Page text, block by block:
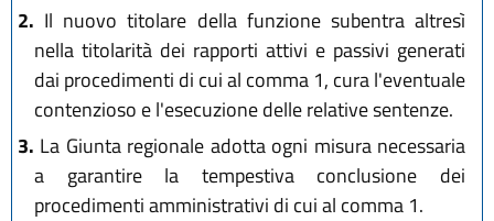
2. Il nuovo titolare della funzione subentra altresì
nella titolarità dei rapporti attivi e passivi generati
dai procedimenti di cui al comma 1, cura l'eventuale
contenzioso e l'esecuzione delle relative sentenze.
3. La Giunta regionale adotta ogni misura necessaria
a garantire la tempestiva conclusione dei
procedimenti amministrativi di cui al comma 1.